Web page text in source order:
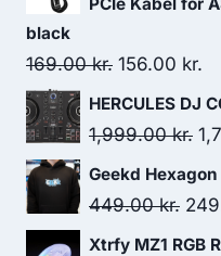
black
169.00kr. Original
price
was:
156.00 kr.
is:
HERCULES DJ
1,999.00kr.
Geekd
449.00kr.
Xtrfy MZ1 RGB